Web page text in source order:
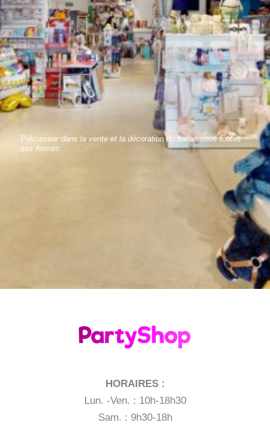
Précurseur dans la vente et la décoration du ballon sous toutes
ses formes
HORAIRES :
Lun. -Ven. : 10h-18h30
Sam. : 9h30-18h